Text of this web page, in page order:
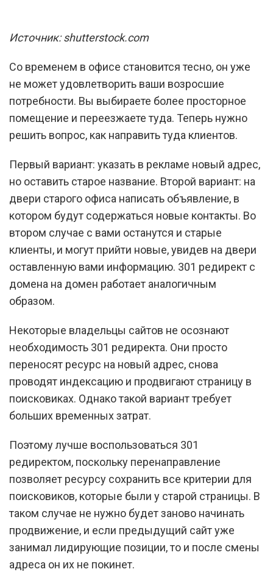
Источник: shutterstock.com
Со временем в офисе становится тесно, он уже
не может удовлетворить ваши возросшие
потребности. Вы выбираете более просторное
помещение и переезжаете туда. Теперь нужно
решить вопрос, как направить туда клиентов.
Первый вариант: указать в рекламе новый адрес,
но оставить старое название. Второй вариант: на
двери старого офиса написать объявление, в
котором будут содержаться новые контакты. Во
втором случае с вами останутся и старые
клиенты, и могут прийти новые, увидев на двери
оставленную вами информацию. 301 редирект с
домена на домен работает аналогичным
образом.
Некоторые владельцы сайтов не осознают
необходимость 301 редиректа. Они просто
переносят ресурс на новый адрес, снова
проводят индексацию и продвигают страницу в
поисковиках. Однако такой вариант требует
больших временных затрат.
Поэтому лучше воспользоваться 301
редиректом, поскольку перенаправление
позволяет ресурсу сохранить все критерии для
поисковиков, которые были у старой страницы. В
таком случае не нужно будет заново начинать
продвижение, и если предыдущий сайт уже
занимал лидирующие позиции, то и после смены
адреса он их не покинет.